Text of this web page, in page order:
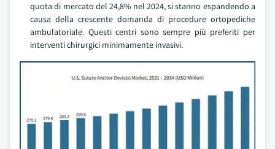
quota di mercato del 24,8% nel 2024, si stanno espandendo a
causa della crescente domanda di procedure ortopediche
ambulatoriale. Questi centri sono sempre più preferiti per
interventi chirurgici minimamente invasivi.